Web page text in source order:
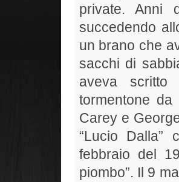
private. Anni
succedendo
un brano che
sacchi di
aveva scritto
tormentone
Carey e
“Lucio Dalla”
febbraio del
piombo”. Il 9